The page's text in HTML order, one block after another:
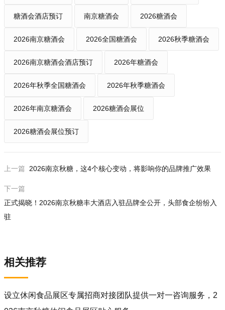
糖酒会酒店预订 南京糖酒会 2026糖酒会
2026南京糖酒会 2026全国糖酒会 2026秋季糖酒会
2026南京糖酒会酒店预订 2026年糖酒会
2026年秋季全国糖酒会 2026年秋季糖酒会
2026年南京糖酒会 2026糖酒会展位
2026糖酒会展位预订
上一篇 2026南京秋糖，这4个核心变动，将影响你的品牌推广效果
下一篇
正式揭晓！2026南京秋糖丰大酒店入驻品牌全公开，头部食企纷纷入
驻
相关推荐
设立休闲食品展区专属招商对接团队提供一对一咨询服务，2